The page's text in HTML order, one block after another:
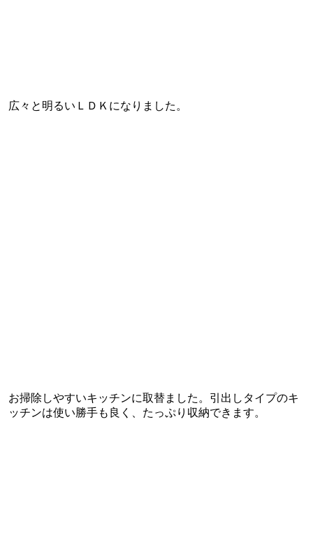
広々と明るいＬＤＫになりました。
お掃除しやすいキッチンに取替ました。引出しタイプのキ
ッチンは使い勝手も良く、たっぷり収納できます。